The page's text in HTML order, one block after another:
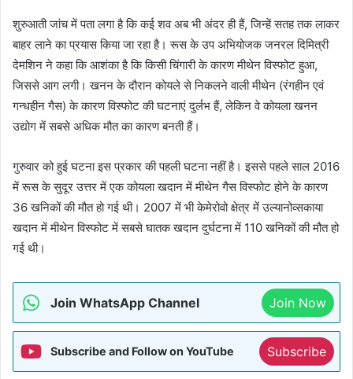
शुरुआती जांच में पता लगा है कि कई शव अब भी अंदर ही हैं, जिन्हें सतह तक लाकर
बाहर लाने का प्रयास किया जा रहा है। रूस के उप अभियोजक जनरल दिमित्री
देमशिन ने कहा कि आशंका है कि किसी चिंगारी के कारण मीथेन विस्फोट हुआ,
जिससे आग लगी। खनन के दौरान कोयले से निकलने वाली मीथेन (रंगहीन एवं
गन्धहीन गैस) के कारण विस्फोट की घटनाएं दुर्लभ हैं, लेकिन वे कोयला खनन
उद्योग में सबसे अधिक मौत का कारण बनती हैं।
गुरुवार को हुई घटना इस प्रकार की पहली घटना नहीं है। इससे पहले साल 2016
में रूस के सुदूर उत्तर में एक कोयला खदान में मीथेन गैस विस्फोट होने के कारण
36 खनिकों की मौत हो गई थी। 2007 में भी केमेरोवो क्षेत्र में उल्यानोव्सकाया
खदान में मीथेन विस्फोट में सबसे घातक खदान दुर्घटना में 110 खनिकों की मौत हो
गई थी।
Join WhatsApp Channel Join Now
Subscribe and Follow on YouTube Subscribe